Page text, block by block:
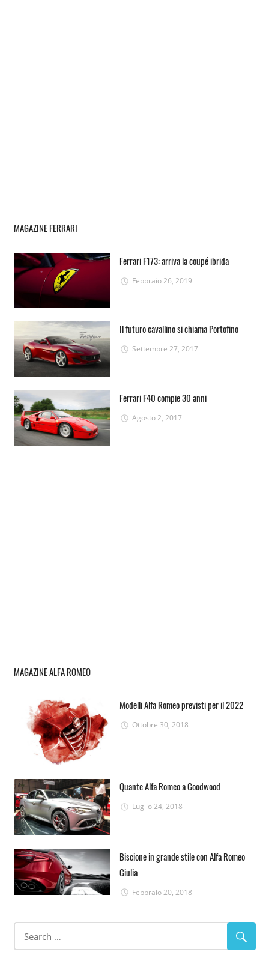
MAGAZINE FERRARI
Ferrari F173: arriva la coupé ibrida
Febbraio 26, 2019
Il futuro cavallino si chiama Portofino
Settembre 27, 2017
Ferrari F40 compie 30 anni
Agosto 2, 2017
MAGAZINE ALFA ROMEO
Modelli Alfa Romeo previsti per il 2022
Ottobre 30, 2018
Quante Alfa Romeo a Goodwood
Luglio 24, 2018
Biscione in grande stile con Alfa Romeo
Giulia
Febbraio 20, 2018